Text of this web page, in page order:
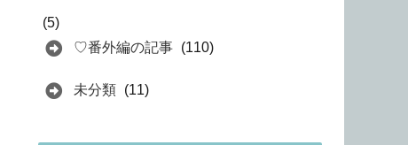
(5)
♡番外編の記事 (110)
未分類 (11)